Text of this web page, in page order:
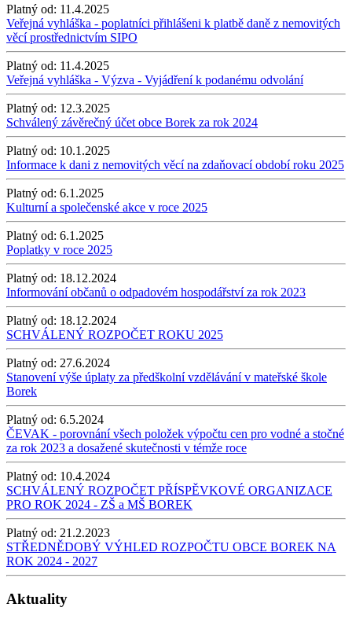
Platný od: 11.4.2025
Veřejná vyhláška - poplatníci přihlášeni k platbě daně z nemovitých
věcí prostřednictvím SIPO
Platný od: 11.4.2025
Veřejná vyhláška - Výzva - Vyjádření k podanému odvolání
Platný od: 12.3.2025
Schválený závěrečný účet obce Borek za rok 2024
Platný od: 10.1.2025
Informace k dani z nemovitých věcí na zdaňovací období roku 2025
Platný od: 6.1.2025
Kulturní a společenské akce v roce 2025
Platný od: 6.1.2025
Poplatky v roce 2025
Platný od: 18.12.2024
Informování občanů o odpadovém hospodářství za rok 2023
Platný od: 18.12.2024
SCHVÁLENÝ ROZPOČET ROKU 2025
Platný od: 27.6.2024
Stanovení výše úplaty za předškolní vzdělávání v mateřské škole
Borek
Platný od: 6.5.2024
ČEVAK - porovnání všech položek výpočtu cen pro vodné a stočné
za rok 2023 a dosažené skutečnosti v témže roce
Platný od: 10.4.2024
SCHVÁLENÝ ROZPOČET PŘÍSPĚVKOVÉ ORGANIZACE
PRO ROK 2024 - ZŠ a MŠ BOREK
Platný od: 21.2.2023
STŘEDNĚDOBÝ VÝHLED ROZPOČTU OBCE BOREK NA
ROK 2024 - 2027
Aktuality